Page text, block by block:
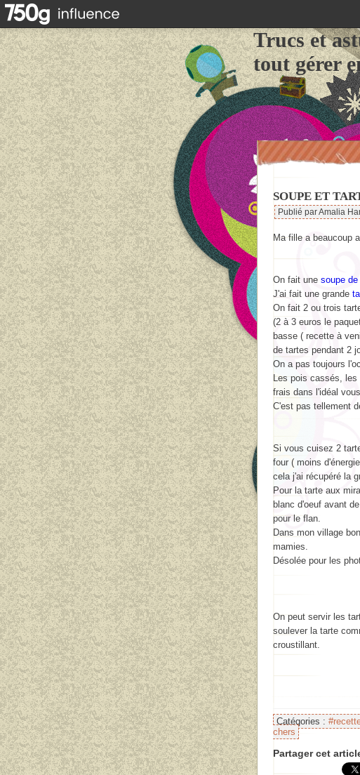
Trucs et
tout gérer
SOUPE ET
Publié par Amalia
Ma fille a beaucoup
On fait une soupe
J'ai fait une grande
On fait 2 ou trois
(2 à 3 euros le
basse ( recette à
de tartes pendant 2
On a pas toujours
Les pois cassés,
frais dans l'idéal
C'est pas tellement
Si vous cuisez 2
four ( moins
cela j'ai récupéré la
Pour la tarte aux
blanc d'oeuf avant
pour le flan.
Dans mon village
mamies.
Désolée pour les
On peut servir les
soulever la tarte
croustillant.
Catégories :
chers
Partager cet